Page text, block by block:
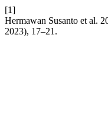
[1]
Hermawan Susanto et al.
2023), 17–21.